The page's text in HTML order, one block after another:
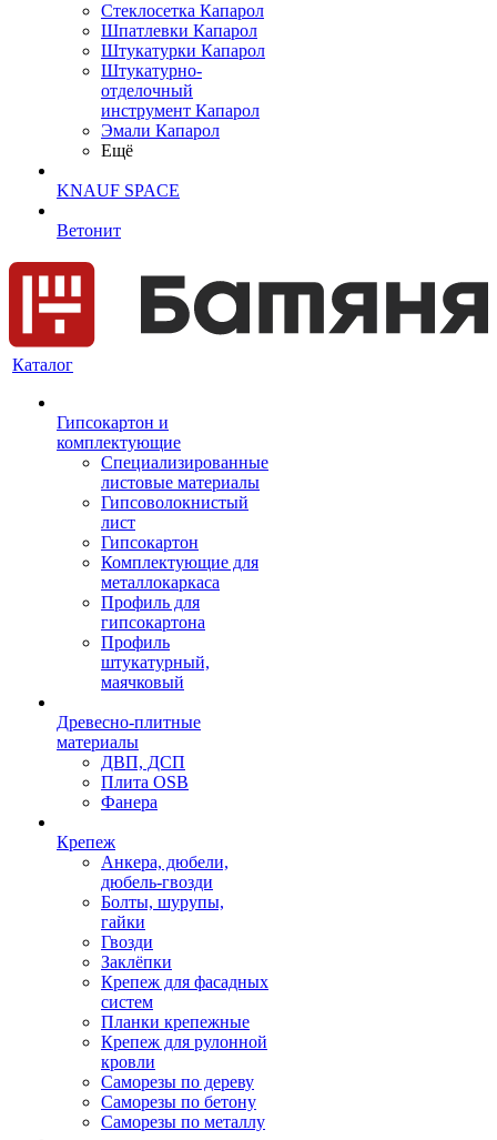
Cтеклосетка Капарол
Шпатлевки Капарол
Штукатурки Капарол
Штукатурно-
отделочный
инструмент Капарол
Эмали Капарол
Ещё
KNAUF SPACE
Ветонит
Каталог
Гипсокартон и
комплектующие
Специализированные
листовые материалы
Гипсоволокнистый
лист
Гипсокартон
Комплектующие для
металлокаркаса
Профиль для
гипсокартона
Профиль
штукатурный,
маячковый
Древесно-плитные
материалы
ДВП, ДСП
Плита OSB
Фанера
Крепеж
Анкера, дюбели,
дюбель-гвозди
Болты, шурупы,
гайки
Гвозди
Заклёпки
Крепеж для фасадных
систем
Планки крепежные
Крепеж для рулонной
кровли
Саморезы по дереву
Саморезы по бетону
Саморезы по металлу